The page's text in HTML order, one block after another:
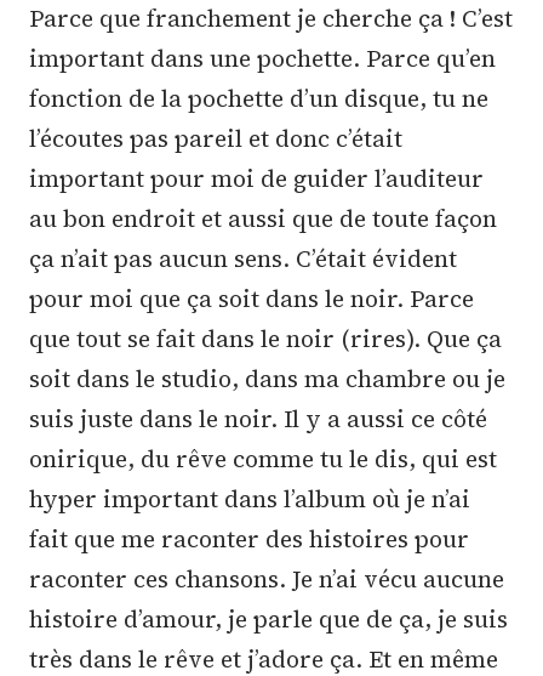
Parce que franchement je cherche ça ! C’est
important dans une pochette. Parce qu’en
fonction de la pochette d’un disque, tu ne
l’écoutes pas pareil et donc c’était
important pour moi de guider l’auditeur
au bon endroit et aussi que de toute façon
ça n’ait pas aucun sens. C’était évident
pour moi que ça soit dans le noir. Parce
que tout se fait dans le noir (rires). Que ça
soit dans le studio, dans ma chambre ou je
suis juste dans le noir. Il y a aussi ce côté
onirique, du rêve comme tu le dis, qui est
hyper important dans l’album où je n’ai
fait que me raconter des histoires pour
raconter ces chansons. Je n’ai vécu aucune
histoire d’amour, je parle que de ça, je suis
très dans le rêve et j’adore ça. Et en même